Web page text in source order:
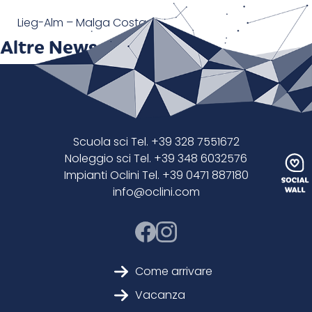
Lieg-Alm – Malga Costa
Altre News
Scuola sci Tel. +39 328 7551672
Noleggio sci Tel. +39 348 6032576
Impianti Oclini Tel. +39 0471 887180
info@oclini.com
Come arrivare
Vacanza